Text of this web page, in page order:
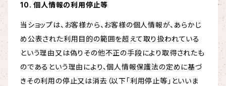
10. 個人情報の利用停止等
当ショップは、お客様から、お客様の個人情報が、あらかじ
め公表された利用目的の範囲を超えて取り扱われている
という理由又は偽りその他不正の手段により取得されたも
のであるという理由により、個人情報保護法の定めに基づ
きその利用の停止又は消去（以下「利用停止等」といいま